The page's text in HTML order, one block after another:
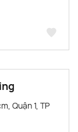
Quận 1, TP